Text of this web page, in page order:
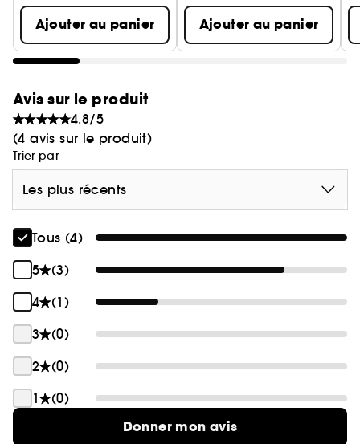
Dessiné par Fred Rawyler, le flacon s'inspire des
lanternes des voitures d'antan, et son verre
s'anime d'un dégradé jaune lumineux, en écho à
il est idéal à emporter partout.
Ajouter au panier Ajouter au panier
Avis sur le produit
4.8/5
(4 avis sur le produit)
Trier par
Les plus récents
Tous (4)
5
(3)
4
(1)
3
(0)
2
(0)
1
(0)
Donner mon avis